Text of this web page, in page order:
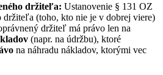
držiteľa: Ustanovenie § 131 OZ
držiteľa (toho, kto nie je v dobrej viere)
držiteľ má právo len na
(napr. na údržbu), ktoré
na náhradu nákladov, ktorými vec